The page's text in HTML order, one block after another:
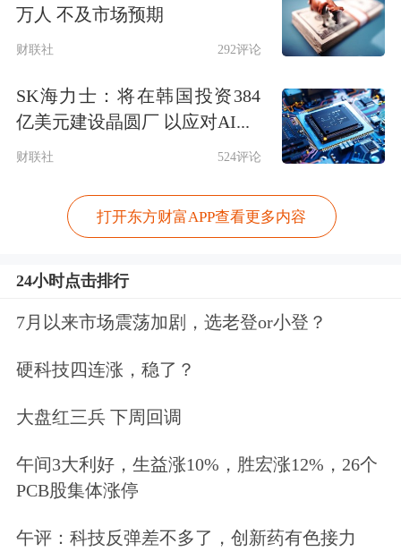
据悉，本次成立合资公司，双方联手开
发功能更强大、生态更丰富、深度定制
化的恒驰智能操作系统，打造全球领先
驰，都将成为极具科技感的智联移动空
间：驾驶舱全球独创的九屏显示七屏联
动，可实现办公、娱乐、教育、购物、
远程医疗等场景化应用；通过
等技术，实现驾乘视觉与车-环境数据
万人 不及市场预期
财联社 292评论
SK海力士：将在韩国投资384
亿美元建设晶圆厂 以应对AI...
财联社 524评论
打开东方财富APP查看更多内容
24小时点击排行
7月以来市场震荡加剧，选老登or小登？
硬科技四连涨，稳了？
大盘红三兵 下周回调
午间3大利好，生益涨10%，胜宏涨12%，26个
PCB股集体涨停
午评：科技反弹差不多了，创新药有色接力